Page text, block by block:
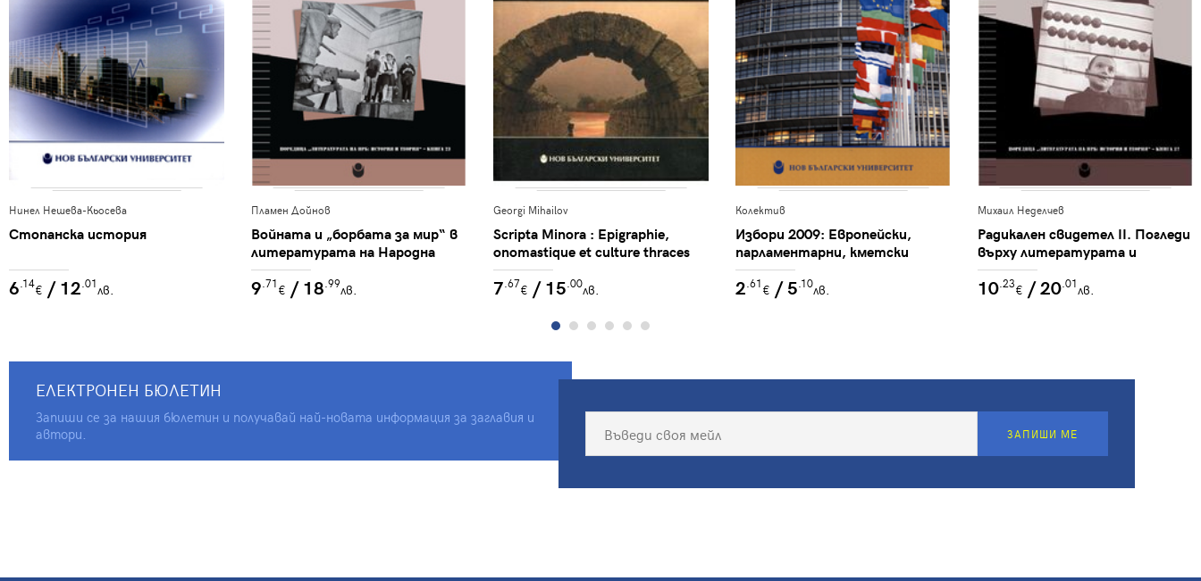
Нинел Нешева-Кьосева
Стопанска история
6.14€ / 12.01лв.
Пламен Дойнов
Войната и „борбата за мир“ в
литературата на Народна
република България
9.71€ / 18.99лв.
Georgi Mihailov
Scripta Minora : Epigraphie,
onomastique et culture thraces
7.67€ / 15.00лв.
Колектив
Избори 2009: Европейски,
парламентарни, кметски
2.61€ / 5.10лв.
Михаил Неделчев
Радикален свидетел II. Погледи
върху литературата и
литературния живот в НРБ
10.23€ / 20.01лв.
ЕЛЕКТРОНЕН БЮЛЕТИН
Запиши се за нашия бюлетин и получавай най-новата информация за заглавия и
автори.
ЗАПИШИ МЕ